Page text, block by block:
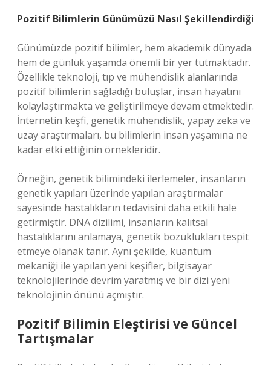
Pozitif Bilimlerin Günümüzü Nasıl Şekillendirdiği
Günümüzde pozitif bilimler, hem akademik dünyada
hem de günlük yaşamda önemli bir yer tutmaktadır.
Özellikle teknoloji, tıp ve mühendislik alanlarında
pozitif bilimlerin sağladığı buluşlar, insan hayatını
kolaylaştırmakta ve geliştirilmeye devam etmektedir.
İnternetin keşfi, genetik mühendislik, yapay zeka ve
uzay araştırmaları, bu bilimlerin insan yaşamına ne
kadar etki ettiğinin örnekleridir.
Örneğin, genetik bilimindeki ilerlemeler, insanların
genetik yapıları üzerinde yapılan araştırmalar
sayesinde hastalıkların tedavisini daha etkili hale
getirmiştir. DNA dizilimi, insanların kalıtsal
hastalıklarını anlamaya, genetik bozuklukları tespit
etmeye olanak tanır. Aynı şekilde, kuantum
mekaniği ile yapılan yeni keşifler, bilgisayar
teknolojilerinde devrim yaratmış ve bir dizi yeni
teknolojinin önünü açmıştır.
Pozitif Bilimin Eleştirisi ve Güncel
Tartışmalar